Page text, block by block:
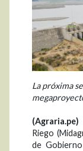
La próxima
(Agraria.pe)
Riego
de